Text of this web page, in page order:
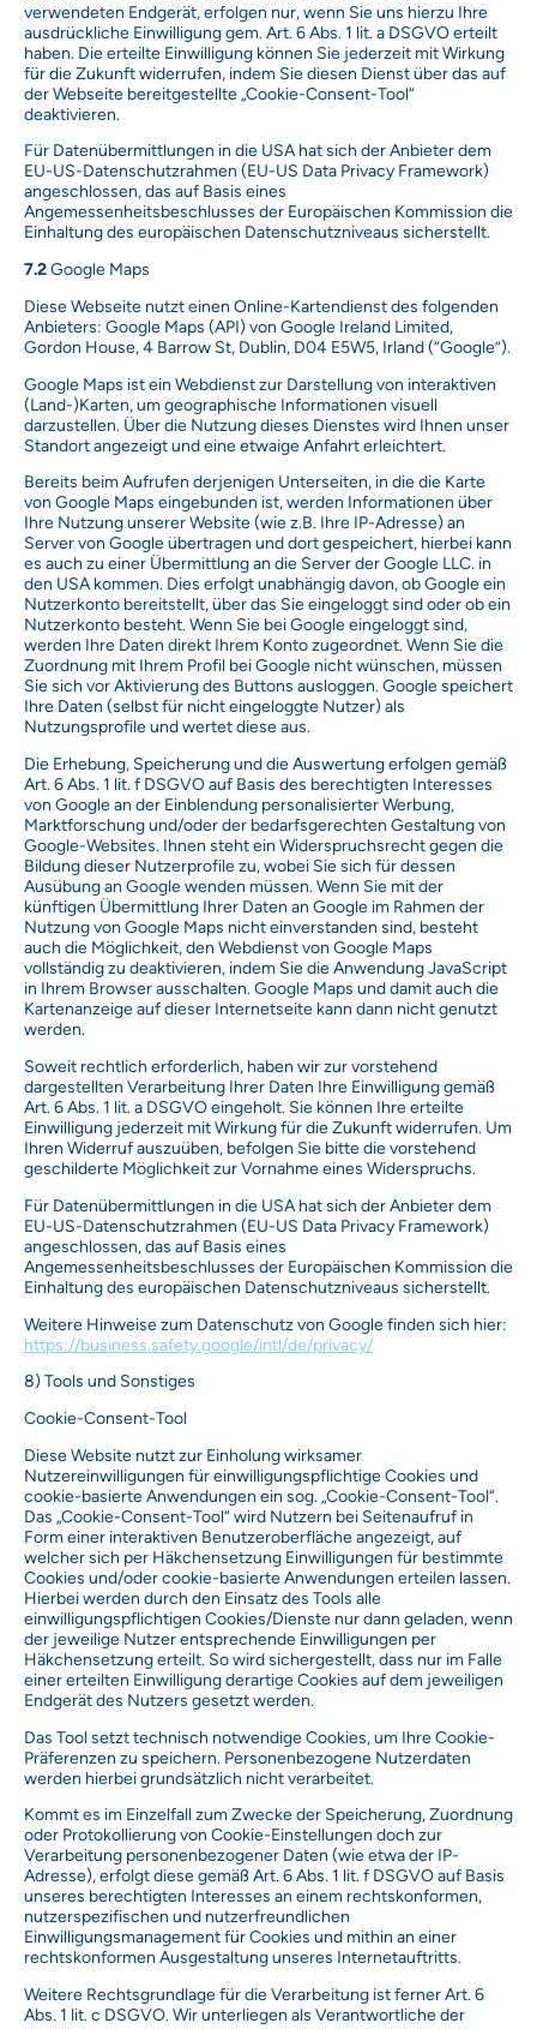
verwendeten Endgerät, erfolgen nur, wenn Sie uns hierzu Ihre
ausdrückliche Einwilligung gem. Art. 6 Abs. 1 lit. a DSGVO erteilt
haben. Die erteilte Einwilligung können Sie jederzeit mit Wirkung
für die Zukunft widerrufen, indem Sie diesen Dienst über das auf
der Webseite bereitgestellte „Cookie-Consent-Tool“
deaktivieren.
Für Datenübermittlungen in die USA hat sich der Anbieter dem
EU-US-Datenschutzrahmen (EU-US Data Privacy Framework)
angeschlossen, das auf Basis eines
Angemessenheitsbeschlusses der Europäischen Kommission die
Einhaltung des europäischen Datenschutzniveaus sicherstellt.
7.2Google Maps
Diese Webseite nutzt einen Online-Kartendienst des folgenden
Anbieters: Google Maps (API) von Google Ireland Limited,
Gordon House, 4 Barrow St, Dublin, D04 E5W5, Irland (“Google”).
Google Maps ist ein Webdienst zur Darstellung von interaktiven
(Land-)Karten, um geographische Informationen visuell
darzustellen. Über die Nutzung dieses Dienstes wird Ihnen unser
Standort angezeigt und eine etwaige Anfahrt erleichtert.
Bereits beim Aufrufen derjenigen Unterseiten, in die die Karte
von Google Maps eingebunden ist, werden Informationen über
Ihre Nutzung unserer Website (wie z.B. Ihre IP-Adresse) an
Server von Google übertragen und dort gespeichert, hierbei kann
es auch zu einer Übermittlung an die Server der Google LLC. in
den USA kommen. Dies erfolgt unabhängig davon, ob Google ein
Nutzerkonto bereitstellt, über das Sie eingeloggt sind oder ob ein
Nutzerkonto besteht. Wenn Sie bei Google eingeloggt sind,
werden Ihre Daten direkt Ihrem Konto zugeordnet. Wenn Sie die
Zuordnung mit Ihrem Profil bei Google nicht wünschen, müssen
Sie sich vor Aktivierung des Buttons ausloggen. Google speichert
Ihre Daten (selbst für nicht eingeloggte Nutzer) als
Nutzungsprofile und wertet diese aus.
Die Erhebung, Speicherung und die Auswertung erfolgen gemäß
Art. 6 Abs. 1 lit. f DSGVO auf Basis des berechtigten Interesses
von Google an der Einblendung personalisierter Werbung,
Marktforschung und/oder der bedarfsgerechten Gestaltung von
Google-Websites. Ihnen steht ein Widerspruchsrecht gegen die
Bildung dieser Nutzerprofile zu, wobei Sie sich für dessen
Ausübung an Google wenden müssen. Wenn Sie mit der
künftigen Übermittlung Ihrer Daten an Google im Rahmen der
Nutzung von Google Maps nicht einverstanden sind, besteht
auch die Möglichkeit, den Webdienst von Google Maps
vollständig zu deaktivieren, indem Sie die Anwendung JavaScript
in Ihrem Browser ausschalten. Google Maps und damit auch die
Kartenanzeige auf dieser Internetseite kann dann nicht genutzt
werden.
Soweit rechtlich erforderlich, haben wir zur vorstehend
dargestellten Verarbeitung Ihrer Daten Ihre Einwilligung gemäß
Art. 6 Abs. 1 lit. a DSGVO eingeholt. Sie können Ihre erteilte
Einwilligung jederzeit mit Wirkung für die Zukunft widerrufen. Um
Ihren Widerruf auszuüben, befolgen Sie bitte die vorstehend
geschilderte Möglichkeit zur Vornahme eines Widerspruchs.
Für Datenübermittlungen in die USA hat sich der Anbieter dem
EU-US-Datenschutzrahmen (EU-US Data Privacy Framework)
angeschlossen, das auf Basis eines
Angemessenheitsbeschlusses der Europäischen Kommission die
Einhaltung des europäischen Datenschutzniveaus sicherstellt.
Weitere Hinweise zum Datenschutz von Google finden sich hier:
https://business.safety.google/intl/de/privacy/
8) Tools und Sonstiges
Cookie-Consent-Tool
Diese Website nutzt zur Einholung wirksamer
Nutzereinwilligungen für einwilligungspflichtige Cookies und
cookie-basierte Anwendungen ein sog. „Cookie-Consent-Tool“.
Das „Cookie-Consent-Tool“ wird Nutzern bei Seitenaufruf in
Form einer interaktiven Benutzeroberfläche angezeigt, auf
welcher sich per Häkchensetzung Einwilligungen für bestimmte
Cookies und/oder cookie-basierte Anwendungen erteilen lassen.
Hierbei werden durch den Einsatz des Tools alle
einwilligungspflichtigen Cookies/Dienste nur dann geladen, wenn
der jeweilige Nutzer entsprechende Einwilligungen per
Häkchensetzung erteilt. So wird sichergestellt, dass nur im Falle
einer erteilten Einwilligung derartige Cookies auf dem jeweiligen
Endgerät des Nutzers gesetzt werden.
Das Tool setzt technisch notwendige Cookies, um Ihre Cookie-
Präferenzen zu speichern. Personenbezogene Nutzerdaten
werden hierbei grundsätzlich nicht verarbeitet.
Kommt es im Einzelfall zum Zwecke der Speicherung, Zuordnung
oder Protokollierung von Cookie-Einstellungen doch zur
Verarbeitung personenbezogener Daten (wie etwa der IP-
Adresse), erfolgt diese gemäß Art. 6 Abs. 1 lit. f DSGVO auf Basis
unseres berechtigten Interesses an einem rechtskonformen,
nutzerspezifischen und nutzerfreundlichen
Einwilligungsmanagement für Cookies und mithin an einer
rechtskonformen Ausgestaltung unseres Internetauftritts.
Weitere Rechtsgrundlage für die Verarbeitung ist ferner Art. 6
Abs. 1 lit. c DSGVO. Wir unterliegen als Verantwortliche der